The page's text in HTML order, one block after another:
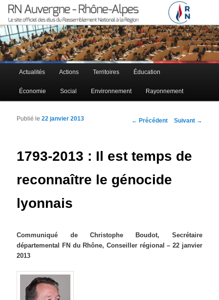
RN Auvergne – Rhône-Alpes
Le site officiel des élus RN à la région Auvergne – Rhône-Alpes
Menu principal
Aller au contenu principal
Aller au contenu secondaire
Actualités Actions Territoires Éducation
Économie Social Environnement Rayonnement
Navigation des articles
← Précédent Suivant →
1793-2013 : Il est temps de
reconnaître le génocide
lyonnais
Publié le22 janvier 2013
Communiqué de Christophe Boudot, Secrétaire
départemental FN du Rhône, Conseiller régional – 22 janvier
2013